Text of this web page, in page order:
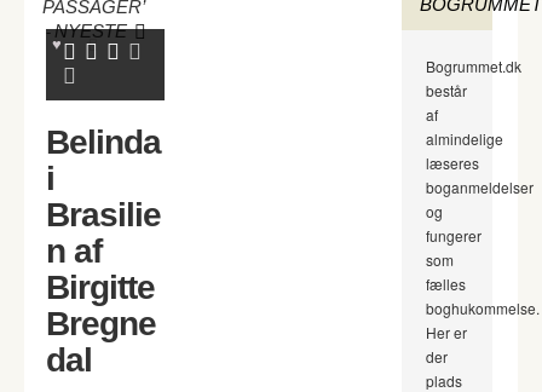
PASSAGER’
-NYESTE
Belinda
i
Brasilie
n af
Birgitte
Bregne
dal
BOGRUMMET
Bogrummet.dk
består
af
almindelige
læseres
boganmeldelser
og
fungerer
som
fælles
boghukommelse.
Her er
der
plads